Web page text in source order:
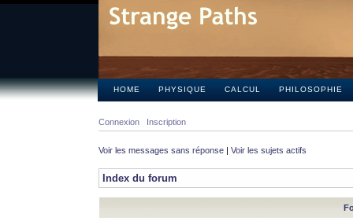
HOME PHYSIQUE CALCUL PHILOSOPHIE
Connexion Inscription
Voir les messages sans réponse | Voir les sujets actifs
Index du forum